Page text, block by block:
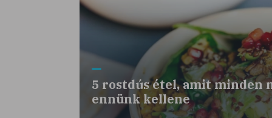
5 rostdús étel, amit minden
ennünk kellene